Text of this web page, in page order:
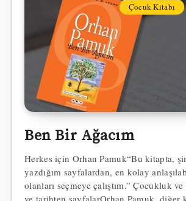
Çocuk Kitabı
Ben Bir Ağacım
Herkes için Orhan Pamuk“Bu kitapta,
yazdığım sayfalardan, en kolay
olanları seçmeye çalıştım.” Çocukluk
ve tarihten sayfalarOrhan Pamuk, diğer